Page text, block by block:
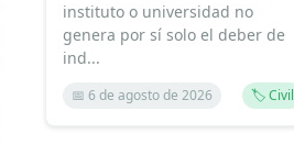
instituto o universidad no
genera por sí solo el deber de
ind...
📅 6 de agosto de 2026 🏷️ Civil